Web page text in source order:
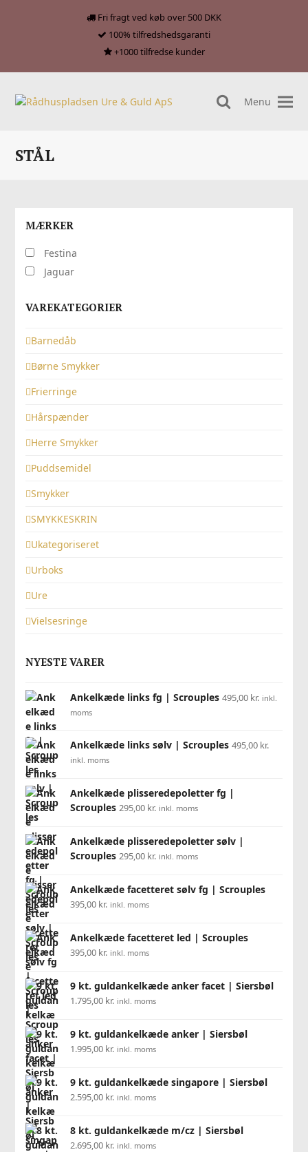
Fri fragt ved køb over 500 DKK
100% tilfredshedsgaranti
+1000 tilfredse kunder
search
Menu
STÅL
MÆRKER
Festina
Jaguar
VAREKATEGORIER
Barnedåb
Børne Smykker
Frierringe
Hårspænder
Herre Smykker
Puddsemidel
Smykker
SMYKKESKRIN
Ukategoriseret
Urboks
Ure
Vielsesringe
NYESTE VARER
Ankelkæde links fg | Scrouples 495,00 kr. inkl.
moms
Ankelkæde links sølv | Scrouples 495,00 kr.
inkl. moms
Ankelkæde plisseredepoletter fg |
Scrouples 295,00 kr. inkl. moms
Ankelkæde plisseredepoletter sølv |
Scrouples 295,00 kr. inkl. moms
Ankelkæde facetteret sølv fg | Scrouples
395,00 kr. inkl. moms
Ankelkæde facetteret led | Scrouples
395,00 kr. inkl. moms
9 kt. guldankelkæde anker facet | Siersbøl
1.795,00 kr. inkl. moms
9 kt. guldankelkæde anker | Siersbøl
1.995,00 kr. inkl. moms
9 kt. guldankelkæde singapore | Siersbøl
2.595,00 kr. inkl. moms
8 kt. guldankelkæde m/cz | Siersbøl
2.695,00 kr. inkl. moms